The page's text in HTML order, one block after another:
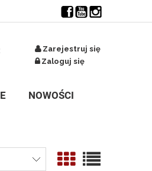
Zarejestruj się
Zaloguj się
NOWOŚCI